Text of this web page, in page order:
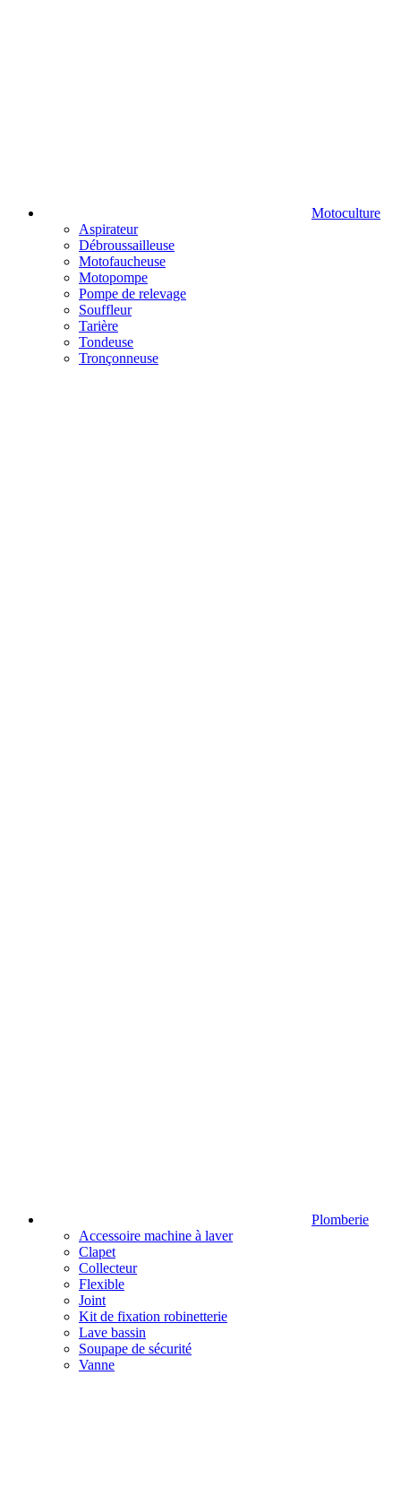
Motoculture
Aspirateur
Débroussailleuse
Motofaucheuse
Motopompe
Pompe de relevage
Souffleur
Tarière
Tondeuse
Tronçonneuse
Plomberie
Accessoire machine à laver
Clapet
Collecteur
Flexible
Joint
Kit de fixation robinetterie
Lave bassin
Soupape de sécurité
Vanne